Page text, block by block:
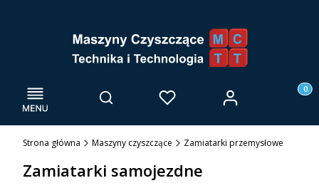
Menu Otwórz wyszukiwarkę
Szukaj Ulubione Zaloguj się
Strona główna Maszyny czyszczące Zamiatarki przemysłowe
Zamiatarki samojezdne